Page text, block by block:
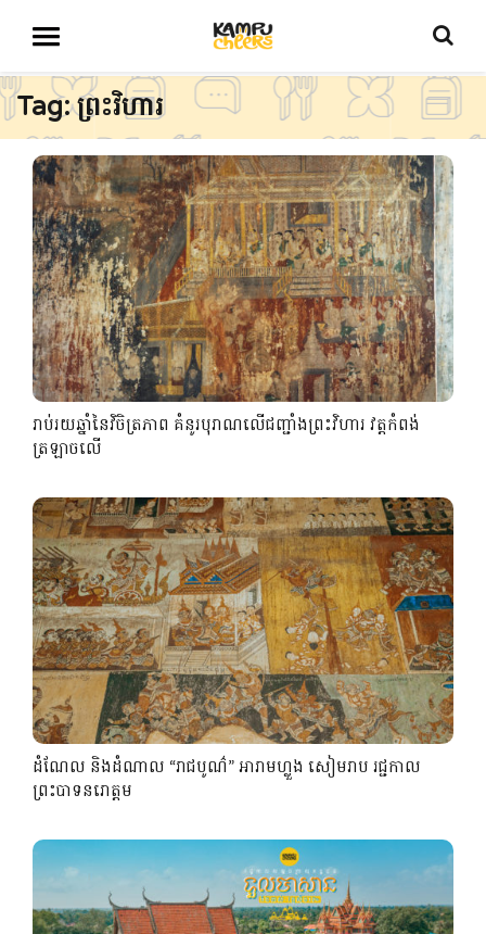
Tag: ព្រះវិហារ
រាប់រយឆ្នាំនៃវិចិត្រភាព គំនូរបុរាណលើជញ្ជាំងព្រះវិហារ វត្តកំពង់
ត្រឡាចលើ
ដំណែល និងដំណាល “រាជបូណ៌” អារាមហ្លួង សៀមរាប រជ្ជកាល
ព្រះបាទនរោត្តម